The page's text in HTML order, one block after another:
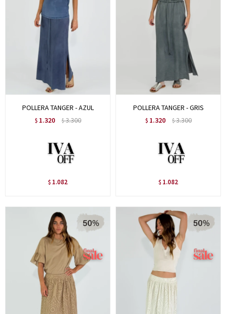
POLLERA TANGER - AZUL
$ 1.320 $3.300
$ 1.082
POLLERA TANGER - GRIS
$ 1.320 $3.300
$ 1.082